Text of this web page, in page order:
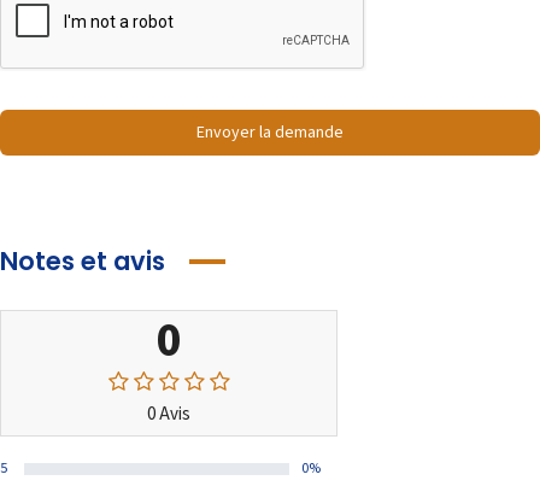
Envoyer la demande
Notes et avis
0
0 Avis
5
0%